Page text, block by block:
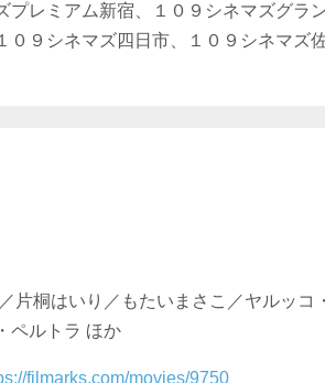
レミアム新宿、１０９シネマズグラ
０９シネマズ四日市、１０９シネマズ
片桐はいり／もたいまさこ／ヤルッコ
ペルトラ ほか
filmarks.com/movies/9750